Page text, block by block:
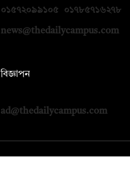
০১৫৭২০৯৯১০৫
০১৭৮৫৭১৬২৭৮
news@thedailycampus.com
বিজ্ঞাপন
ad@thedailycampus.com
© কপিরাইট